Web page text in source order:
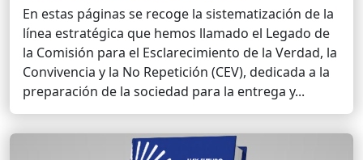
En estas páginas se recoge la sistematización de la
línea estratégica que hemos llamado el Legado de
la Comisión para el Esclarecimiento de la Verdad, la
Convivencia y la No Repetición (CEV), dedicada a la
preparación de la sociedad para la entrega y...